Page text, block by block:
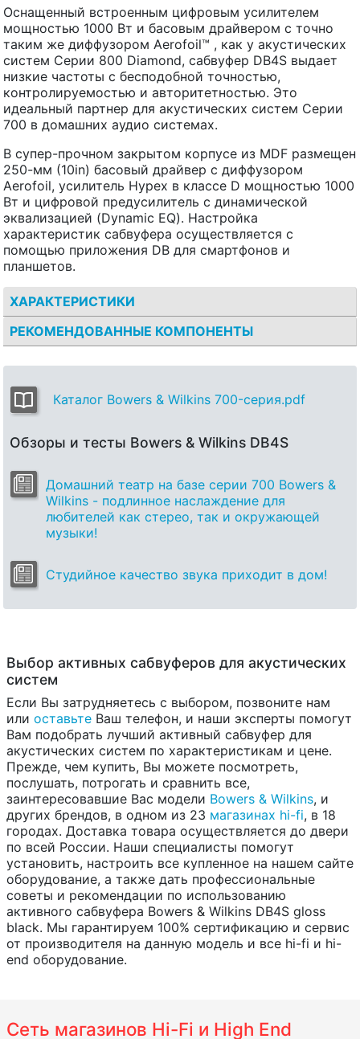
Оснащенный встроенным цифровым усилителем
мощностью 1000 Вт и басовым драйвером с точно
таким же диффузором Aerofoil™ , как у акустических
систем Серии 800 Diamond, сабвуфер DB4S выдает
низкие частоты с бесподобной точностью,
контролируемостью и авторитетностью. Это
идеальный партнер для акустических систем Серии
700 в домашних аудио системах.
В супер-прочном закрытом корпусе из MDF размещен
250-мм (10in) басовый драйвер с диффузором
Aerofoil, усилитель Hypex в классе D мощностью 1000
Вт и цифровой предусилитель с динамической
эквализацией (Dynamic EQ). Настройка
характеристик сабвуфера осуществляется с
помощью приложения DB для смартфонов и
планшетов.
ХАРАКТЕРИСТИКИ
РЕКОМЕНДОВАННЫЕ КОМПОНЕНТЫ
Каталог Bowers & Wilkins 700-серия.pdf
Обзоры и тесты Bowers & Wilkins DB4S
Домашний театр на базе серии 700 Bowers &
Wilkins - подлинное наслаждение для
любителей как стерео, так и окружающей
музыки!
Студийное качество звука приходит в дом!
Выбор активных сабвуферов для акустических
систем
Если Вы затрудняетесь с выбором, позвоните нам
или оставьте Ваш телефон, и наши эксперты помогут
Вам подобрать лучший активный сабвуфер для
акустических систем по характеристикам и цене.
Прежде, чем купить, Вы можете посмотреть,
послушать, потрогать и сравнить все,
заинтересовавшие Вас модели Bowers & Wilkins, и
других брендов, в одном из 23 магазинах hi-fi, в 18
городах. Доставка товара осуществляется до двери
по всей России. Наши специалисты помогут
установить, настроить все купленное на нашем сайте
оборудование, а также дать профессиональные
советы и рекомендации по использованию
активного сабвуфера Bowers & Wilkins DB4S gloss
black. Мы гарантируем 100% сертификацию и сервис
от производителя на данную модель и все hi-fi и hi-
end оборудование.
Сеть магазинов Hi-Fi и High End